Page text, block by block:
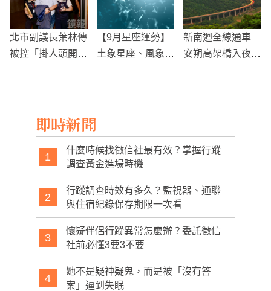
北市副議長葉林傳
被控「掛人頭開賭
【9月星座運勢】
土象星座、風象星
新南迴全線通車
安朔高架橋入夜後
即時新聞
1
什麼時候找徵信社最有效？掌握行蹤
調查黃金進場時機
2
行蹤調查時效有多久？監視器、通聯
與住宿紀錄保存期限一次看
3
懷疑伴侶行蹤異常怎麼辦？委託徵信
社前必懂3要3不要
4
她不是疑神疑鬼，而是被「沒有答
案」逼到失眠